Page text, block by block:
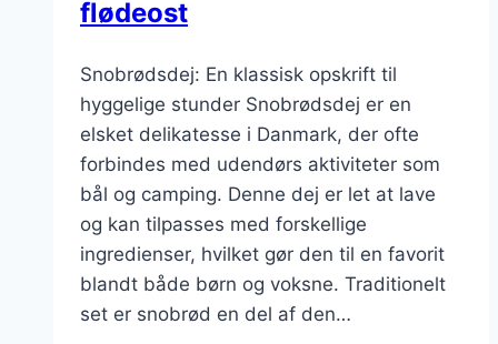
flødeost
Snobrødsdej: En klassisk opskrift til
hyggelige stunder Snobrødsdej er en
elsket delikatesse i Danmark, der ofte
forbindes med udendørs aktiviteter som
bål og camping. Denne dej er let at lave
og kan tilpasses med forskellige
ingredienser, hvilket gør den til en favorit
blandt både børn og voksne. Traditionelt
set er snobrød en del af den…